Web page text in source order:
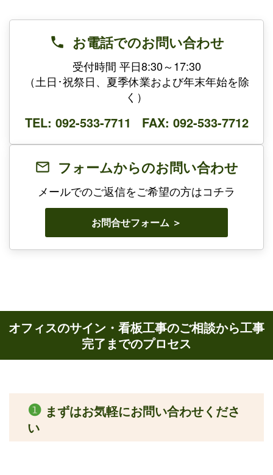
お電話でのお問い合わせ
受付時間 平日8:30～17:30
（土日･祝祭日、夏季休業および年末年始を除
く）
TEL: 092-533-7711 FAX: 092-533-7712
フォームからのお問い合わせ
メールでのご返信をご希望の方はコチラ
お問合せフォーム ＞
オフィスのサイン・看板工事のご相談から工事
完了までのプロセス
❶ まずはお気軽にお問い合わせくださ
い